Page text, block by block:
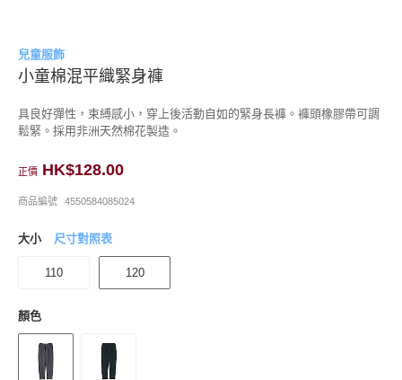
兒童服飾
小童棉混平織緊身褲
具良好彈性，束縛感小，穿上後活動自如的緊身長褲。褲頭橡膠帶可調
鬆緊。採用非洲天然棉花製造。
正價 HK$128.00
商品編號 4550584085024
大小 尺寸對照表
110 120
顏色